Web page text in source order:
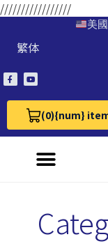
/////////////////
美
繁体
(0)
View Cart 0
{num}